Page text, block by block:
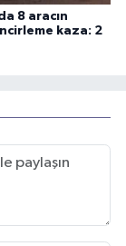
8 aracın
kaza: 2